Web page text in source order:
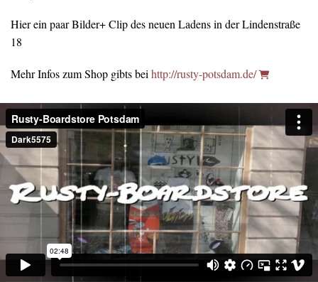
Hier ein paar Bilder+ Clip des neuen Ladens in der Lindenstraße
18
Mehr Infos zum Shop gibts bei http://rusty-potsdam.de/